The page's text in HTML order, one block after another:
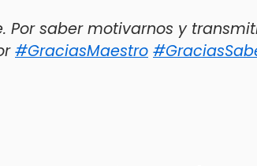
Por saber motivarnos y
#GraciasMaestro